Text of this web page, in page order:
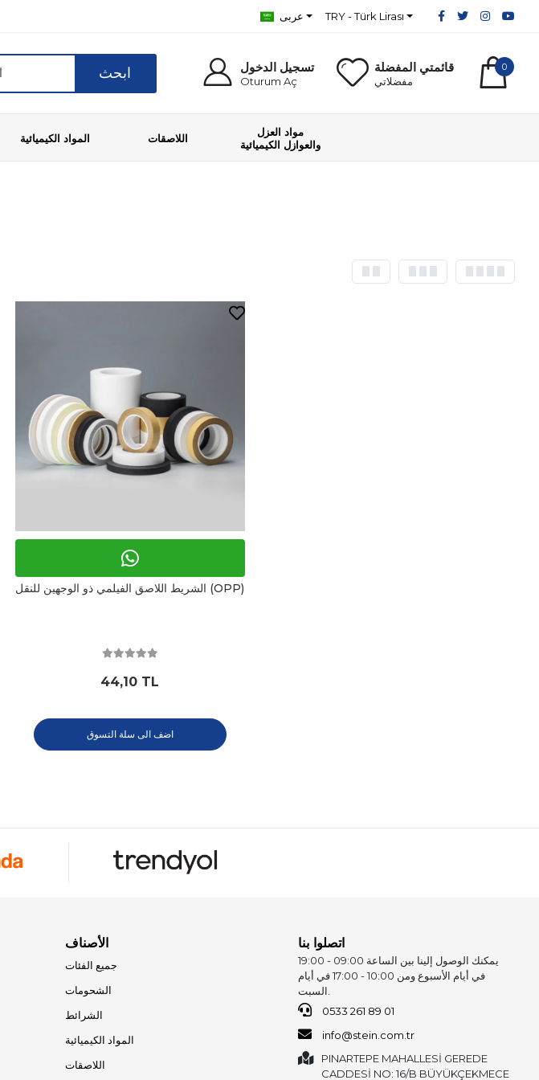
عربى TRY - Türk Lirası
ابحث تسجيل الدخول
Oturum Aç
قائمتي المفضلة
مفضلاتي
0
المواد الكيميائية اللاصقات
مواد العزل
والعوازل الكيميائية
الشريط اللاصق الفيلمي ذو الوجهين للنقل (OPP)
44,10 TL
اضف الى سلة التسوق
الأصناف
جميع الفئات
الشحومات
الشرائط
المواد الكيميائية
اللاصقات
اتصلوا بنا
يمكنك الوصول إلينا بين الساعة 09:00 - 19:00
في أيام الأسبوع ومن 10:00 - 17:00 في أيام
0533 261 89 01
info@stein.com.tr
PINARTEPE MAHALLESİ GEREDE
CADDESİ NO: 16/B BÜYÜKÇEKMECE